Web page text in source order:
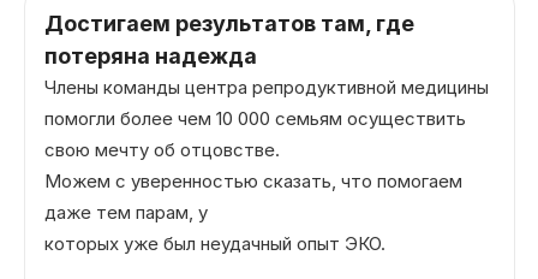
Достигаем результатов там, где
потеряна надежда
Члены команды центра репродуктивной медицины
помогли более чем 10 000 семьям осуществить
свою мечту об отцовстве.
Можем с уверенностью сказать, что помогаем
даже тем парам, у
которых уже был неудачный опыт ЭКО.